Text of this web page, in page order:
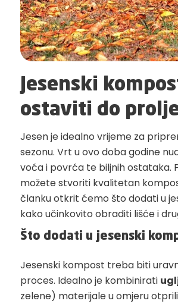
Jesenski
ostaviti do
Jesen je idealno vrijeme za
sezonu. Vrt u ovo doba godine
voća i povrća te biljnih ostataka.
možete stvoriti kvalitetan
članku otkrit ćemo što dodati u
kako učinkovito obraditi lišće i
Što dodati u jesenski
Jesenski kompost treba biti
proces. Idealno je kombinirati
zelene) materijale u omjeru